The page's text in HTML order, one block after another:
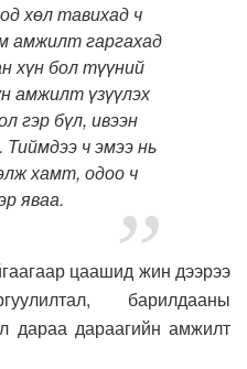
хөл тавихад ч
амжилт гаргахад
хүн бол түүний
амжилт үзүүлэх
гэр бүл, ивээн
ч эмээ нь
хамт, одоо ч
яваа.
цаашид жин дээрээ
барилдааны
дараа дараагийн амжилт